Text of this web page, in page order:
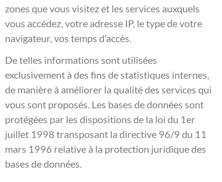
zones que vous visitez et les services auxquels
vous accédez, votre adresse IP, le type de votre
navigateur, vos temps d’accès.
De telles informations sont utilisées
exclusivement à des fins de statistiques internes,
de manière à améliorer la qualité des services qui
vous sont proposés. Les bases de données sont
protégées par les dispositions de la loi du 1er
juillet 1998 transposant la directive 96/9 du 11
mars 1996 relative à la protection juridique des
bases de données.